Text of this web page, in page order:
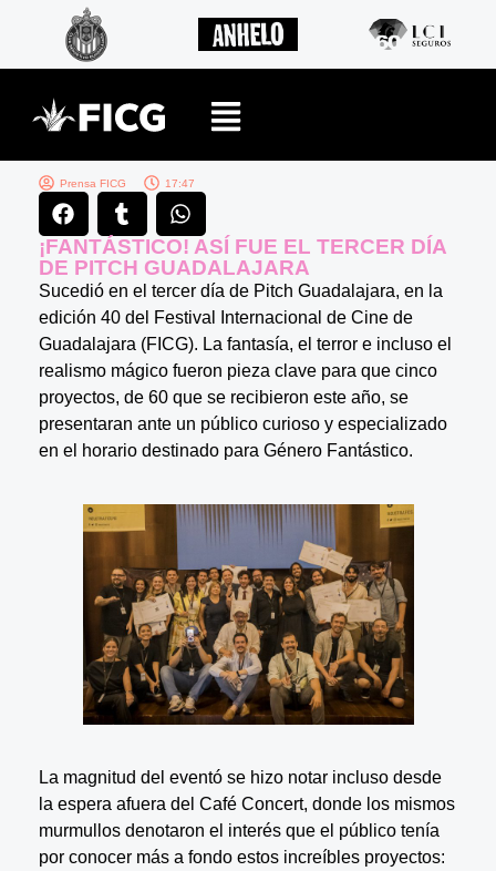
Prensa FICG 17:47
¡FANTÁSTICO! ASÍ FUE EL TERCER DÍA
DE PITCH GUADALAJARA
Sucedió en el tercer día de Pitch Guadalajara, en la
edición 40 del Festival Internacional de Cine de
Guadalajara (FICG). La fantasía, el terror e incluso el
realismo mágico fueron pieza clave para que cinco
proyectos, de 60 que se recibieron este año, se
presentaran ante un público curioso y especializado
en el horario destinado para Género Fantástico.
La magnitud del eventó se hizo notar incluso desde
la espera afuera del Café Concert, donde los mismos
murmullos denotaron el interés que el público tenía
por conocer más a fondo estos increíbles proyectos: